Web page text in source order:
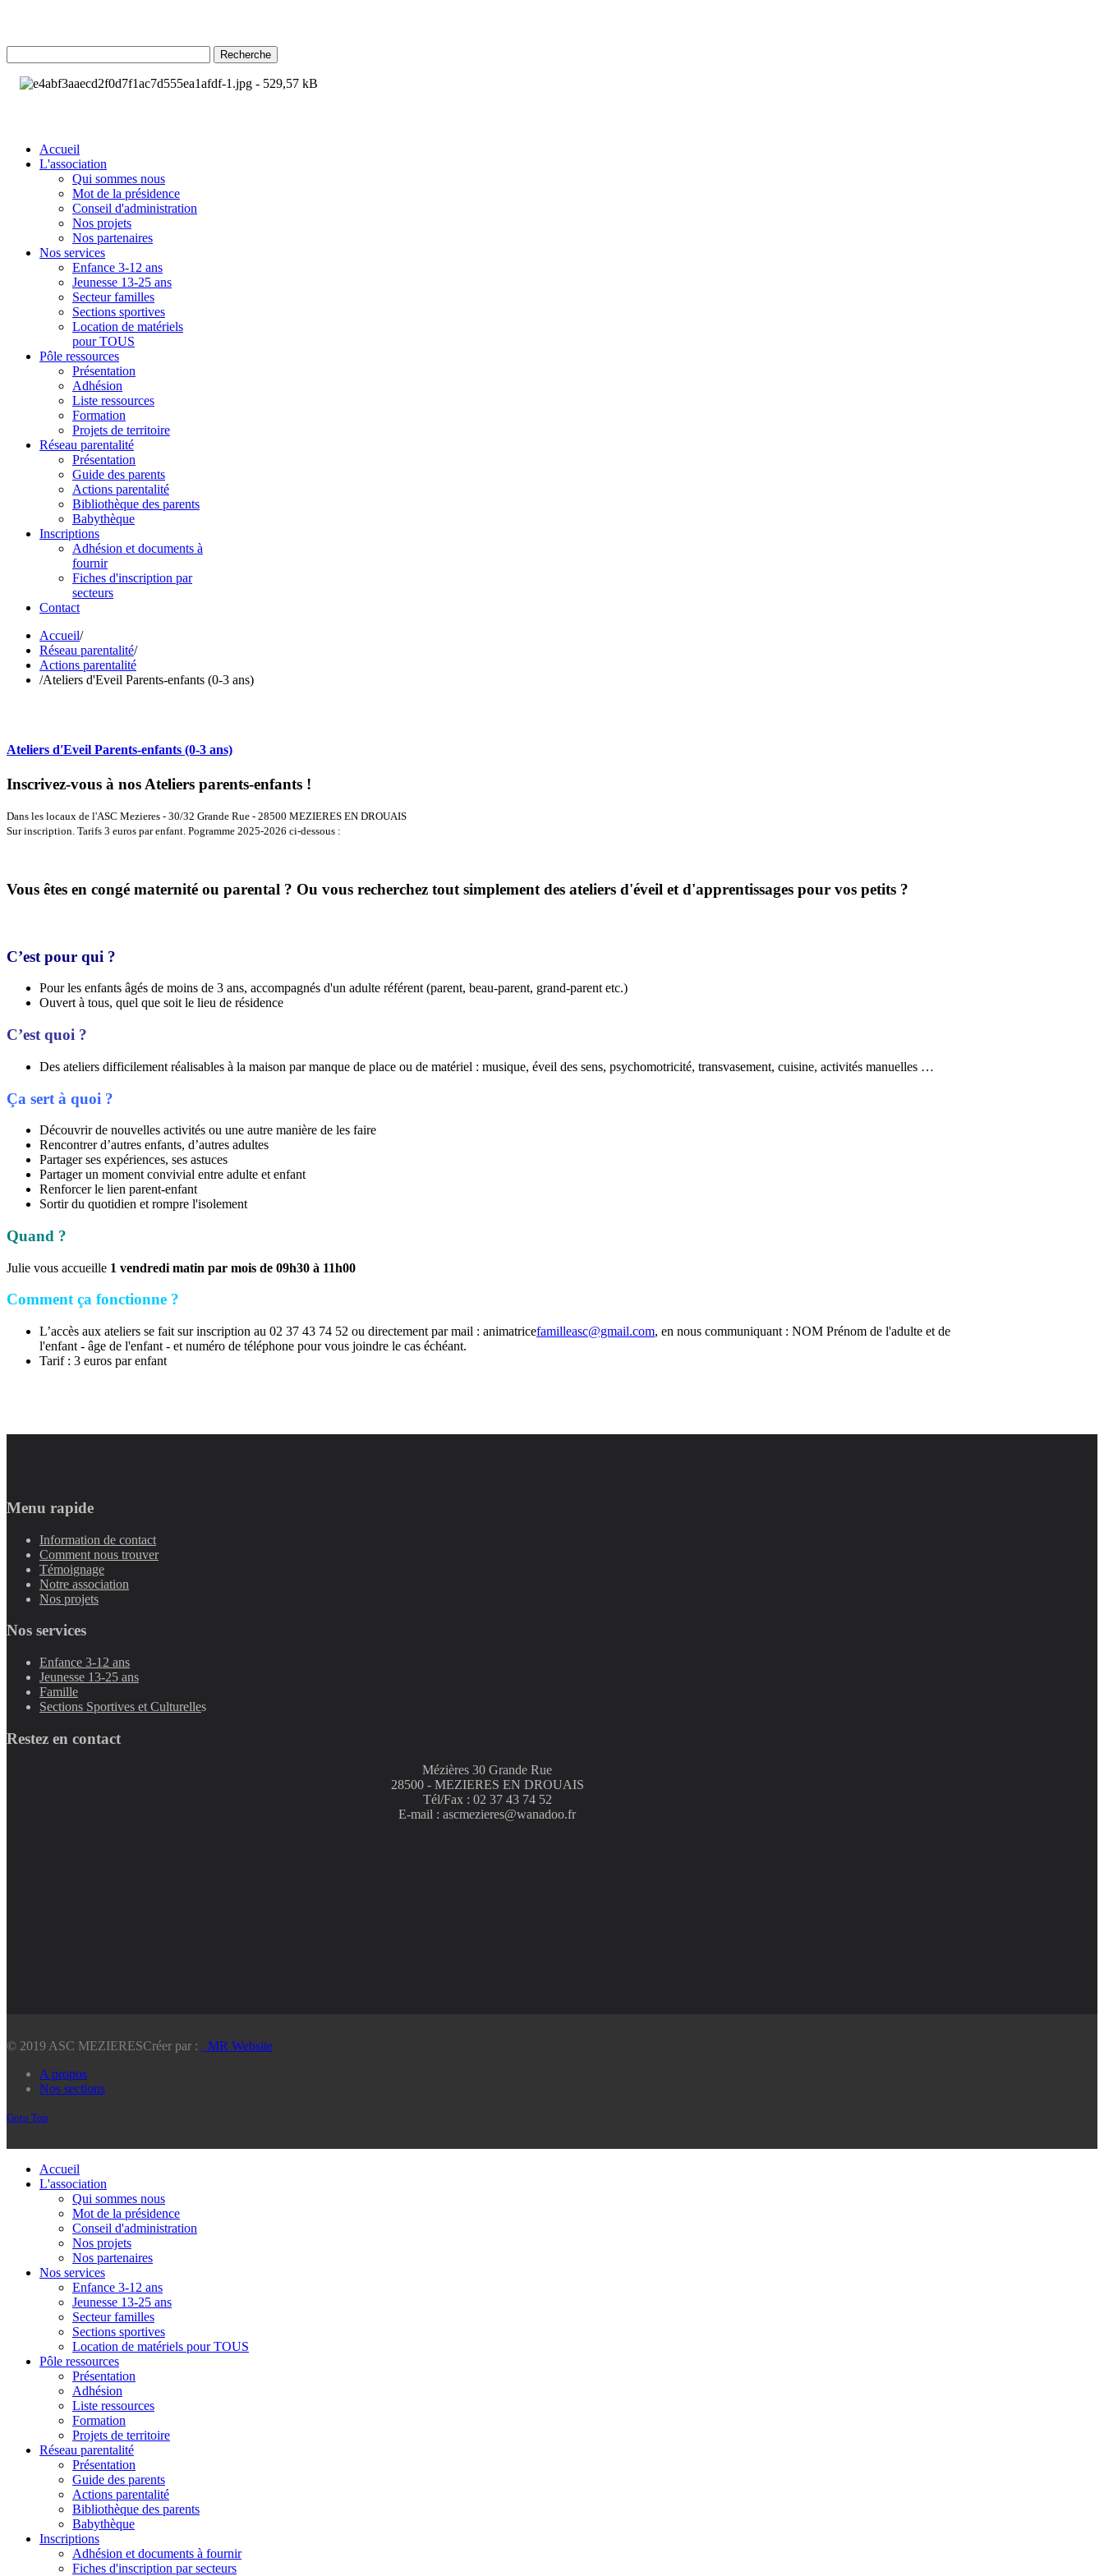
Recherche
Accueil
L'association
Qui sommes nous
Mot de la présidence
Conseil d'administration
Nos projets
Nos partenaires
Nos services
Enfance 3-12 ans
Jeunesse 13-25 ans
Secteur familles
Sections sportives
Location de matériels
pour TOUS
Pôle ressources
Présentation
Adhésion
Liste ressources
Formation
Projets de territoire
Réseau parentalité
Présentation
Guide des parents
Actions parentalité
Bibliothèque des parents
Babythèque
Inscriptions
Adhésion et documents à
fournir
Fiches d'inscription par
secteurs
Contact
Accueil/
Réseau parentalité/
Actions parentalité
/Ateliers d'Eveil Parents-enfants (0-3 ans)
Ateliers d'Eveil Parents-enfants (0-3 ans)
Inscrivez-vous à nos Ateliers parents-enfants !
Dans les locaux de l'ASC Mezieres - 30/32 Grande Rue - 28500 MEZIERES EN DROUAIS
Sur inscription. Tarifs 3 euros par enfant. Pogramme 2025-2026 ci-dessous :
Vous êtes en congé maternité ou parental ? Ou vous recherchez tout simplement des ateliers d'éveil et d'apprentissages pour vos petits ?
C’est pour qui ?
Pour les enfants âgés de moins de 3 ans, accompagnés d'un adulte référent (parent, beau-parent, grand-parent etc.)
Ouvert à tous, quel que soit le lieu de résidence
C’est quoi ?
Des ateliers difficilement réalisables à la maison par manque de place ou de matériel : musique, éveil des sens, psychomotricité, transvasement, cuisine, activités manuelles …
Ça sert à quoi ?
Découvrir de nouvelles activités ou une autre manière de les faire
Rencontrer d’autres enfants, d’autres adultes
Partager ses expériences, ses astuces
Partager un moment convivial entre adulte et enfant
Renforcer le lien parent-enfant
Sortir du quotidien et rompre l'isolement
Quand ?
Julie vous accueille 1 vendredi matin par mois de 09h30 à 11h00
Comment ça fonctionne ?
L’accès aux ateliers se fait sur inscription au 02 37 43 74 52 ou directement par mail : animatricefamilleasc@gmail.com, en nous communiquant : NOM Prénom de l'adulte et de
l'enfant - âge de l'enfant - et numéro de téléphone pour vous joindre le cas échéant.
Tarif : 3 euros par enfant
Menu rapide
Information de contact
Comment nous trouver
Témoignage
Notre association
Nos projets
Nos services
Enfance 3-12 ans
Jeunesse 13-25 ans
Famille
Sections Sportives et Culturelles
Restez en contact
Mézières 30 Grande Rue
28500 - MEZIERES EN DROUAIS
Tél/Fax : 02 37 43 74 52
E-mail : ascmezieres@wanadoo.fr
© 2019 ASC MEZIERESCréer par :
_MR Website
A propos
Nos sections
Goto Top
Accueil
L'association
Qui sommes nous
Mot de la présidence
Conseil d'administration
Nos projets
Nos partenaires
Nos services
Enfance 3-12 ans
Jeunesse 13-25 ans
Secteur familles
Sections sportives
Location de matériels pour TOUS
Pôle ressources
Présentation
Adhésion
Liste ressources
Formation
Projets de territoire
Réseau parentalité
Présentation
Guide des parents
Actions parentalité
Bibliothèque des parents
Babythèque
Inscriptions
Adhésion et documents à fournir
Fiches d'inscription par secteurs